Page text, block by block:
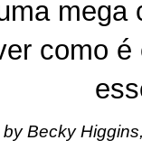
mega
como
Becky